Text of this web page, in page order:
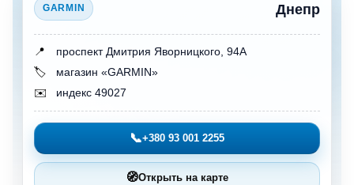
GARMIN Днепр
📍
проспект Дмитрия Яворницкого, 94А
🏷️
магазин «GARMIN»
✉️
индекс 49027
📞+380 93 001 2255
🧭Открыть на карте